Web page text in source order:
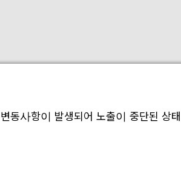
동사항이 발생되어 노출이 중단된 상